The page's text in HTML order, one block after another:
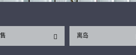
离岛